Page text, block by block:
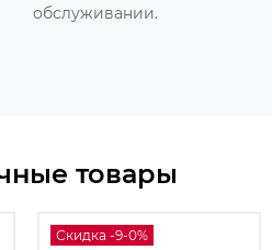
обслуживании.
товары
Скидка -9-0%